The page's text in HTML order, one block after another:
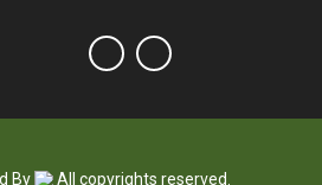
By All copyrights reserved.